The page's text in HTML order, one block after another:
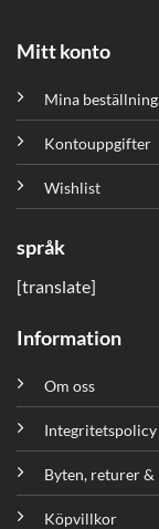
Mitt konto
Mina
Kontouppgifter
Wishlist
språk
[translate]
Information
Om oss
Integritetspolicy
Byten, returer
Köpvillkor